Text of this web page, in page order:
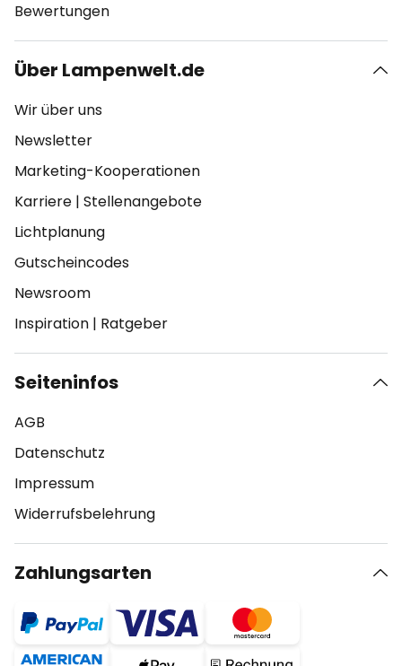
Bewertungen
Über Lampenwelt.de
Wir über uns
Newsletter
Marketing-Kooperationen
Karriere | Stellenangebote
Lichtplanung
Gutscheincodes
Newsroom
Inspiration | Ratgeber
Seiteninfos
AGB
Datenschutz
Impressum
Widerrufsbelehrung
Zahlungsarten